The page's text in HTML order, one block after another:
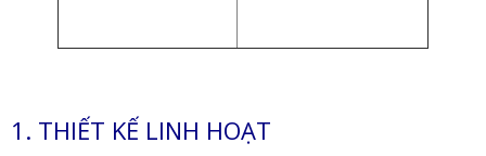
1. THIẾT KẾ LINH HOẠT